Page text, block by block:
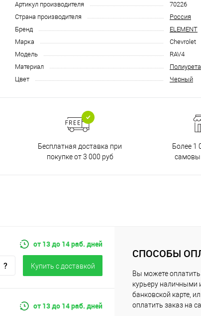
Артикул производителя
70226
Страна производителя
Россия
Бренд
ELEMENT
Марка
Chevrolet
Модель
RAV4
Материал
Цвет
Черный
Бесплатная доставка при
покупке от 3 000 руб
Более 1
от 13 до 14 раб. дней
Купить c доставкой
от 13 до 14 раб. дней
СПОСОБЫ
Вы можете оплатить
курьеру наличными
банковской карте,
оплатить заказ на